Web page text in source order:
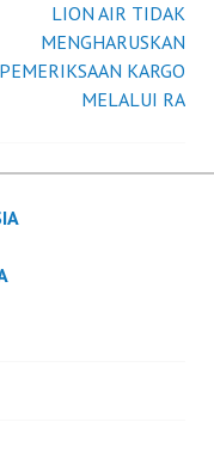
LION AIR TIDAK
MENGHARUSKAN
PEMERIKSAAN KARGO
MELALUI RA